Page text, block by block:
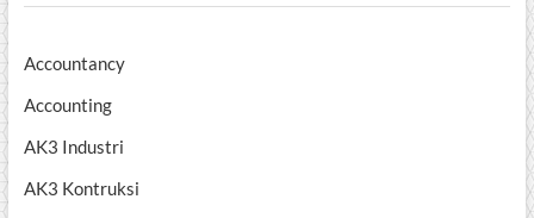
Accountancy
Accounting
AK3 Industri
AK3 Kontruksi